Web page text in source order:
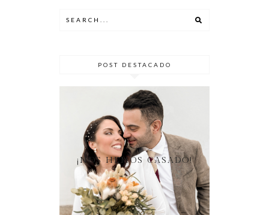
POST DESTACADO
¡NOS HEMOS CASADO!